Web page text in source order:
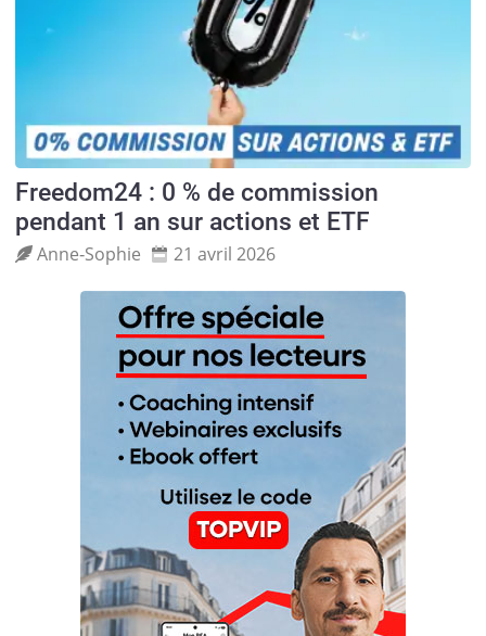
Freedom24 : 0 % de commission
pendant 1 an sur actions et ETF
Anne‑Sophie 21 avril 2026